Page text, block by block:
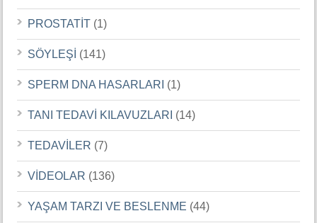
PROSTATİT (1)
SÖYLEŞİ (141)
SPERM DNA HASARLARI (1)
TANI TEDAVİ KILAVUZLARI (14)
TEDAVİLER (7)
VİDEOLAR (136)
YAŞAM TARZI VE BESLENME (44)